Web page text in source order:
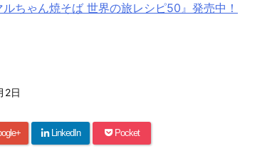
ちゃん焼そば 世界の旅レシピ50』発売中！
2日
LinkedIn Pocket